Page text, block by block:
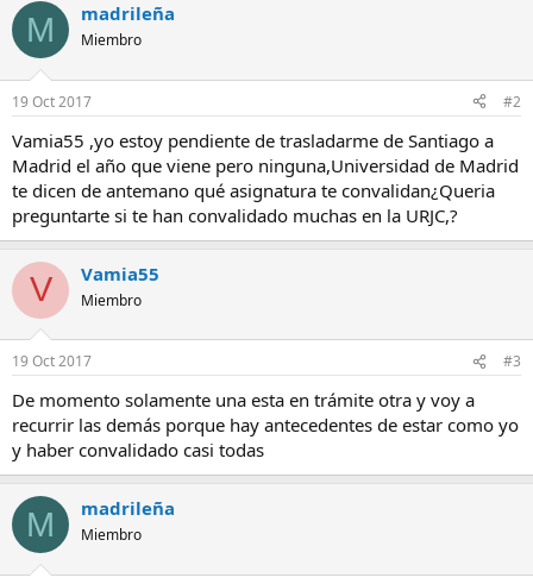
M madrileña
Miembro
19 Oct 2017 #2
Vamia55 ,yo estoy pendiente de trasladarme de Santiago a
Madrid el año que viene pero ninguna,Universidad de Madrid
te dicen de antemano qué asignatura te convalidan¿Queria
preguntarte si te han convalidado muchas en la URJC,?
V Vamia55
Miembro
19 Oct 2017 #3
De momento solamente una esta en trámite otra y voy a
recurrir las demás porque hay antecedentes de estar como yo
y haber convalidado casi todas
M madrileña
Miembro